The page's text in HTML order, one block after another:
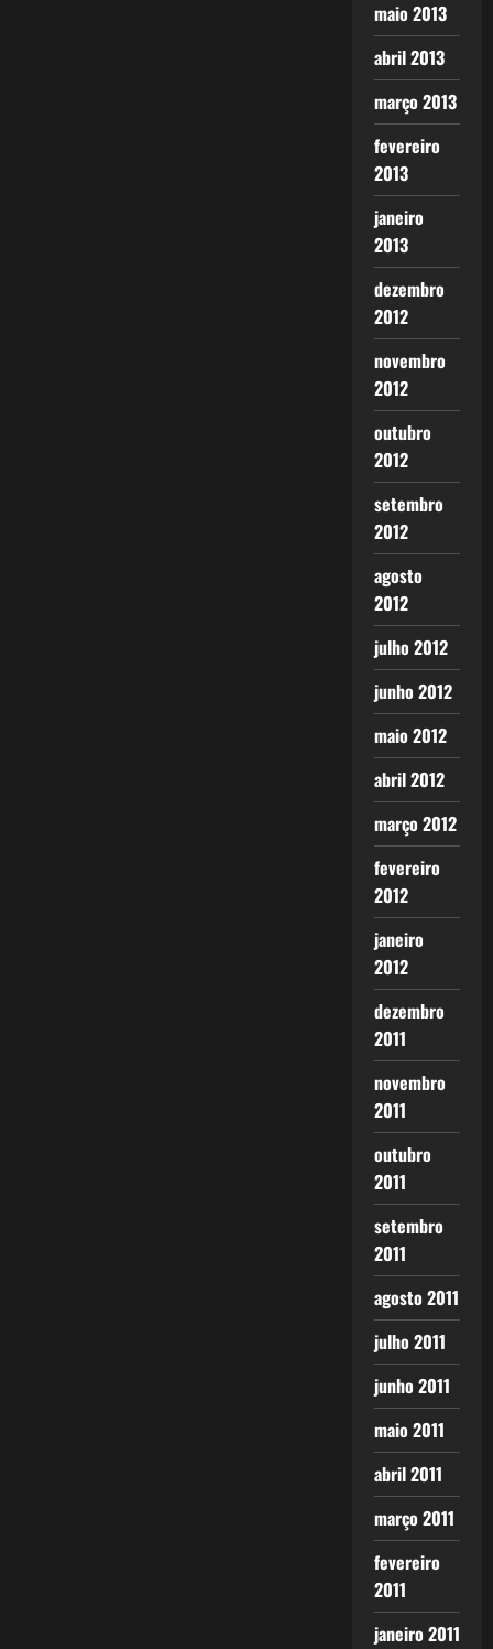
maio 2013
abril 2013
março 2013
fevereiro
2013
janeiro
2013
dezembro
2012
novembro
2012
outubro
2012
setembro
2012
agosto
2012
julho 2012
junho 2012
maio 2012
abril 2012
março 2012
fevereiro
2012
janeiro
2012
dezembro
2011
novembro
2011
outubro
2011
setembro
2011
agosto 2011
julho 2011
junho 2011
maio 2011
abril 2011
março 2011
fevereiro
2011
janeiro 2011